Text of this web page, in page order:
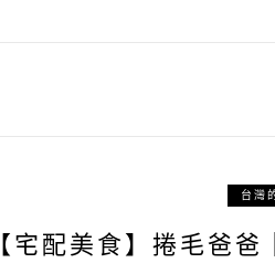
台灣
【宅配美食】捲毛爸